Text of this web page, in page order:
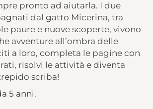
pronto ad aiutarla. I due
dal gatto Micerina, tra
paure e nuove scoperte, vivono
avventure all’ombra delle
a loro, completa le pagine con
risolvi le attività e diventa
scriba!
5 anni.